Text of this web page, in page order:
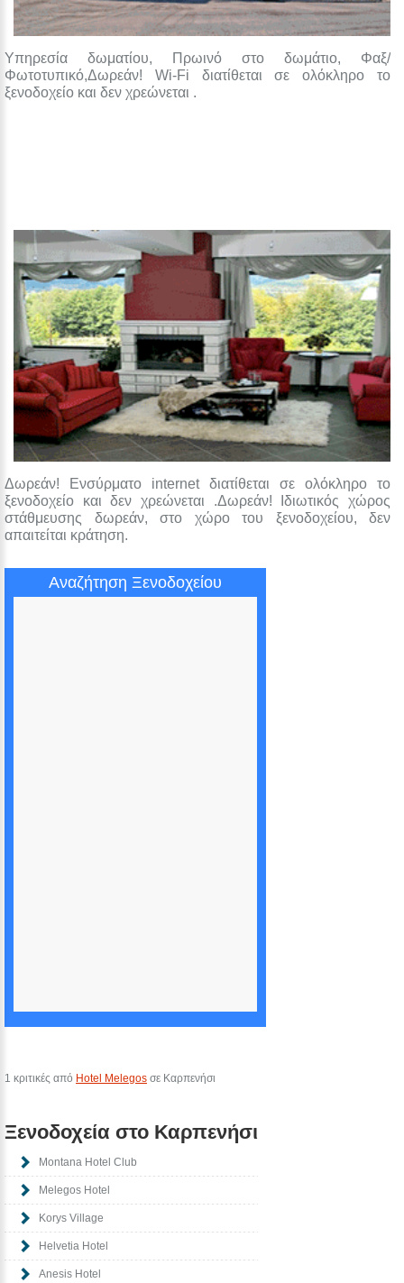
Υπηρεσία δωματίου, Πρωινό στο δωμάτιο, Φαξ/
Φωτοτυπικό,Δωρεάν! Wi-Fi διατίθεται σε ολόκληρο το
ξενοδοχείο και δεν χρεώνεται .
Δωρεάν! Ενσύρματο internet διατίθεται σε ολόκληρο το
ξενοδοχείο και δεν χρεώνεται .Δωρεάν! Ιδιωτικός χώρος
στάθμευσης δωρεάν, στο χώρο του ξενοδοχείου, δεν
απαιτείται κράτηση.
Αναζήτηση Ξενοδοχείου
1 κριτικές από Hotel Melegos σε Καρπενήσι
Ξενοδοχεία στο Καρπενήσι
Montana Hotel Club
Melegos Hotel
Korys Village
Helvetia Hotel
Anesis Hotel